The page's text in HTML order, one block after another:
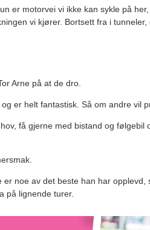
er motorvei vi ikke kan sykle på
vi kjører. Bortsett fra i
Arne på at de dro.
er helt fantastisk. Så om andre vil
få gjerne med bistand og følgebil
noe av det beste han har opplevd,
på lignende turer.